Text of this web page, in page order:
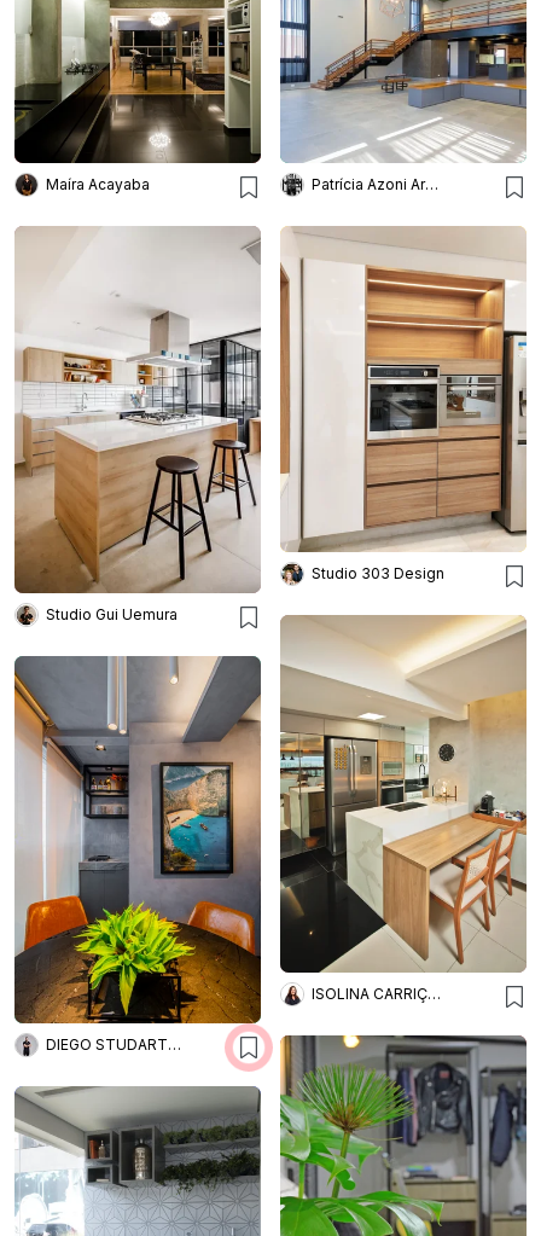
Maíra Acayaba Patrícia Azoni Arquitetura + Arte & Design
Studio Gui Uemura
Studio 303 Design
ISOLINA CARRIÇO ARQUITETURA
DIEGO STUDART ARQUITETURA